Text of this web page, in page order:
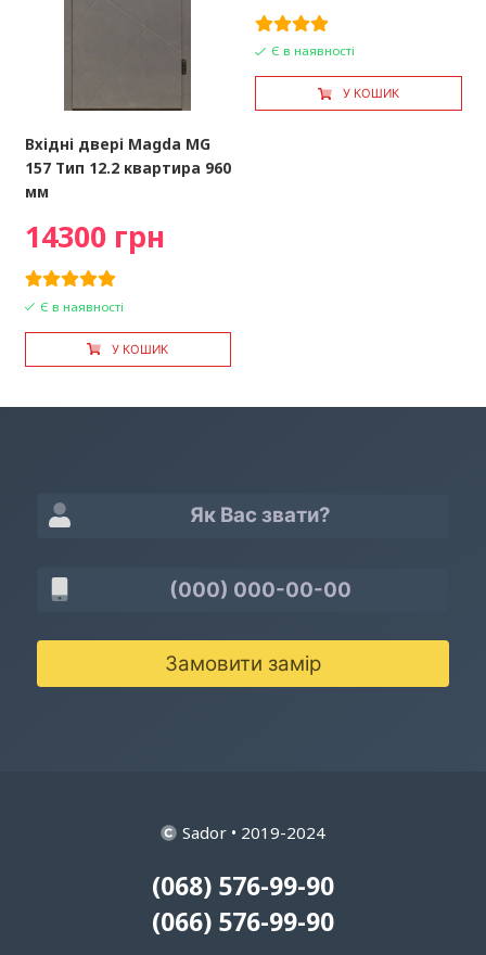
Вхідні двері Magda MG
157 Тип 12.2 квартира 960
мм
14300 грн
Є в наявності
У КОШИК
Є в наявності
У КОШИК
Замовити замір
Sador • 2019-2024
(068) 576-99-90
(066) 576-99-90